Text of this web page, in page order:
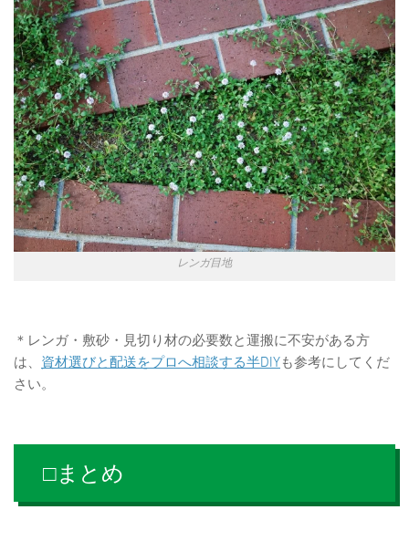
レンガ目地
＊レンガ・敷砂・見切り材の必要数と運搬に不安がある方
は、 資材選びと配送をプロへ相談する半DIYも参考にしてくだ
さい。
□まとめ